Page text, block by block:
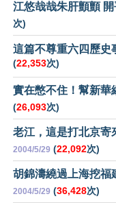
江悠哉哉朱肝顫顫
次)
這篇不尊重六四歷史
(22,353次)
實在憋不住！幫新華
(26,093次)
老江，這是打北京寄
2004/5/29 (22,092次)
胡錦濤繞過上海挖福
2004/5/29 (36,428次)